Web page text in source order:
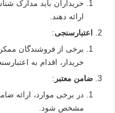
خریداران باید مدارک
ارائه دهند.
اعتبارسنجی:
برخی از فروشندگان
خریدار، اقدام به
ضامن معتبر :
در برخی موارد، ارائه
مشخص شود.